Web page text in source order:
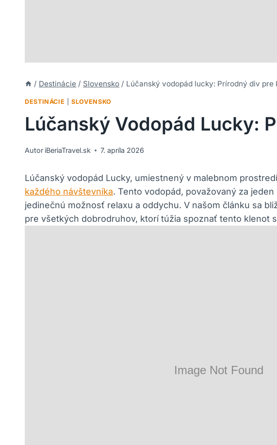
/ Destinácie / Slovensko / Lúčanský vodopád lucky: Prírodný div pre
DESTINÁCIE |SLOVENSKO
Lúčanský Vodopád Lucky:
Autor iBeriaTravel.sk 7. apríla 2026
Lúčanský vodopád Lucky, umiestnený v malebnom
každého návštevníka. Tento vodopád, považovaný za
jedinečnú možnosť relaxu a oddychu. V našom článku sa
pre všetkých dobrodruhov, ktorí túžia spoznať tento klenot